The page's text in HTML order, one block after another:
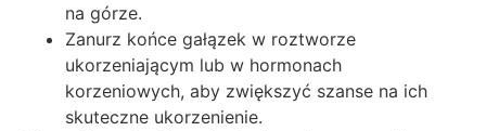
na górze.
Zanurz końce gałązek w roztworze
ukorzeniającym lub w hormonach
korzeniowych, aby zwiększyć szanse na ich
skuteczne ukorzenienie.